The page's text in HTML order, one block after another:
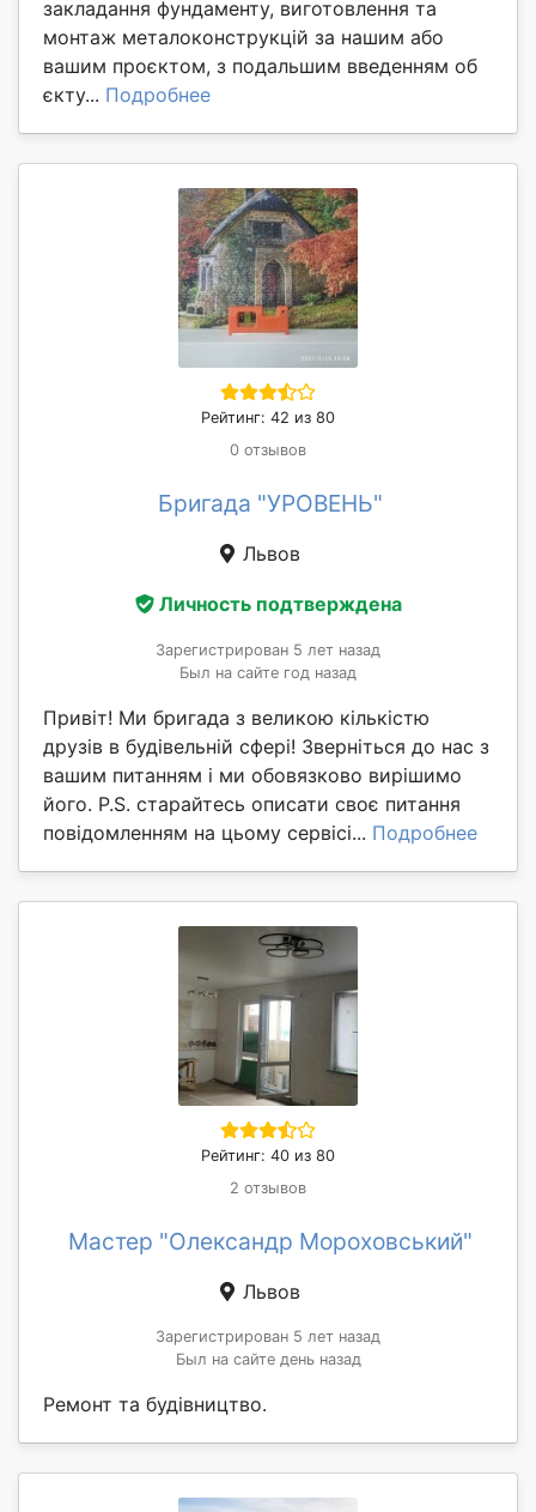
закладання фундаменту, виготовлення та
монтаж металоконструкцій за нашим або
вашим проєктом, з подальшим введенням об
єкту... Подробнее
Рейтинг: 42 из 80
0 отзывов
Бригада "УРОВЕНЬ"
Львов
Личность подтверждена
Зарегистрирован 5 лет назад
Был на сайте год назад
Привіт! Ми бригада з великою кількістю
друзів в будівельній сфері! Зверніться до нас з
вашим питанням і ми обовязково вирішимо
його. P.S. старайтесь описати своє питання
повідомленням на цьому сервісі... Подробнее
Рейтинг: 40 из 80
2 отзывов
Мастер "Олександр Мороховський"
Львов
Зарегистрирован 5 лет назад
Был на сайте день назад
Ремонт та будівництво.